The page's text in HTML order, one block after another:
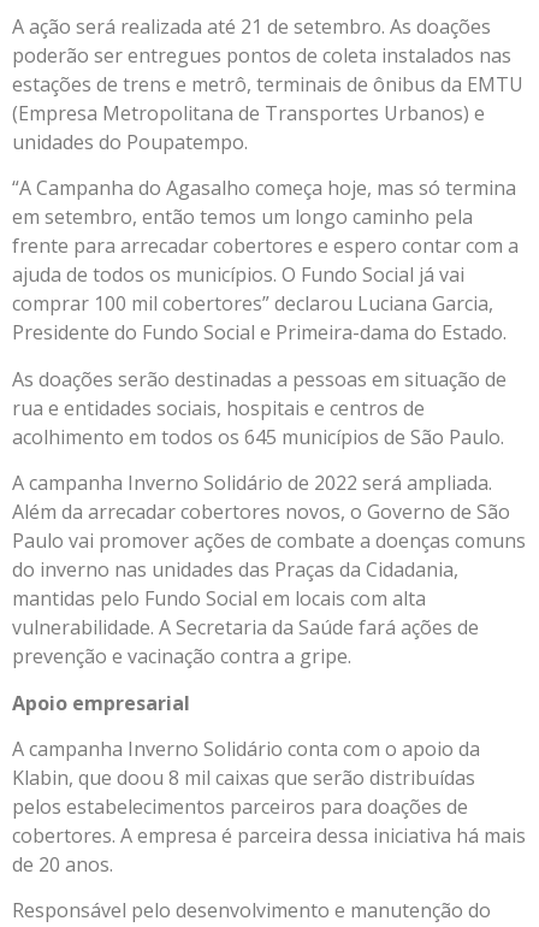
A ação será realizada até 21 de setembro. As doações
poderão ser entregues pontos de coleta instalados nas
estações de trens e metrô, terminais de ônibus da EMTU
(Empresa Metropolitana de Transportes Urbanos) e
unidades do Poupatempo.
“A Campanha do Agasalho começa hoje, mas só termina
em setembro, então temos um longo caminho pela
frente para arrecadar cobertores e espero contar com a
ajuda de todos os municípios. O Fundo Social já vai
comprar 100 mil cobertores” declarou Luciana Garcia,
Presidente do Fundo Social e Primeira-dama do Estado.
As doações serão destinadas a pessoas em situação de
rua e entidades sociais, hospitais e centros de
acolhimento em todos os 645 municípios de São Paulo.
A campanha Inverno Solidário de 2022 será ampliada.
Além da arrecadar cobertores novos, o Governo de São
Paulo vai promover ações de combate a doenças comuns
do inverno nas unidades das Praças da Cidadania,
mantidas pelo Fundo Social em locais com alta
vulnerabilidade. A Secretaria da Saúde fará ações de
prevenção e vacinação contra a gripe.
Apoio empresarial
A campanha Inverno Solidário conta com o apoio da
Klabin, que doou 8 mil caixas que serão distribuídas
pelos estabelecimentos parceiros para doações de
cobertores. A empresa é parceira dessa iniciativa há mais
de 20 anos.
Responsável pelo desenvolvimento e manutenção do